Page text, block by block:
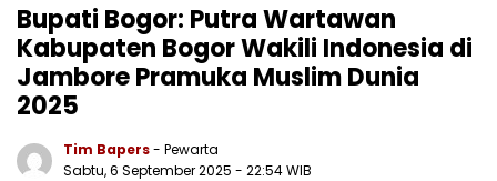
Bupati Bogor: Putra Wartawan
Kabupaten Bogor Wakili Indonesia di
Jambore Pramuka Muslim Dunia
2025
Tim Bapers- Pewarta
Sabtu, 6 September 2025 - 22:54 WIB